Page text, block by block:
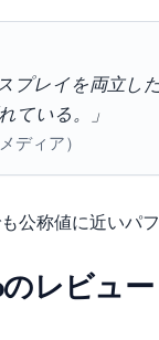
プレイを両立し
ている。」
ディア）
公称値に近いパ
のレビュ